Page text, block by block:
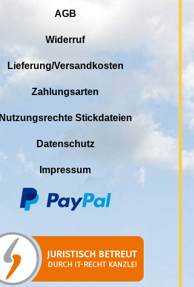
AGB
Widerruf
Lieferung/Versandkosten
Zahlungsarten
Nutzungsrechte Stickdateien
Datenschutz
Impressum